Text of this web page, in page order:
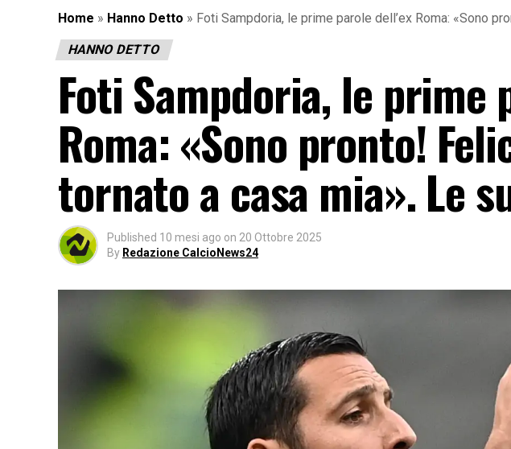
Home » Hanno Detto » Foti Sampdoria, le prime parole dell’ex Roma: «Sono
HANNO DETTO
Foti Sampdoria, le prime
Roma: «Sono pronto!
tornato a casa mia». Le
Published 10 mesi ago on 20 Ottobre 2025
By Redazione CalcioNews24